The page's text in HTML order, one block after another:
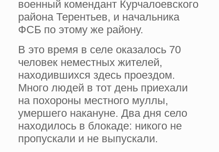
военный комендант Курчалоевского
района Терентьев, и начальника
ФСБ по этому же району.
В это время в селе оказалось 70
человек неместных жителей,
находившихся здесь проездом.
Много людей в тот день приехали
на похороны местного муллы,
умершего накануне. Два дня село
находилось в блокаде: никого не
пропускали и не выпускали.